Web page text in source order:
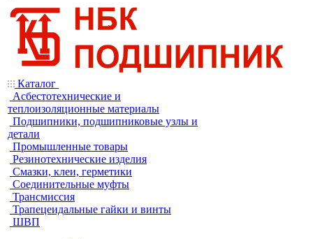
Каталог
Асбестотехнические и
теплоизоляционные материалы
Подшипники, подшипниковые узлы и
детали
Промышленные товары
Резинотехнические изделия
Смазки, клеи, герметики
Соединительные муфты
Трансмиссия
Трапецеидальные гайки и винты
ШВП